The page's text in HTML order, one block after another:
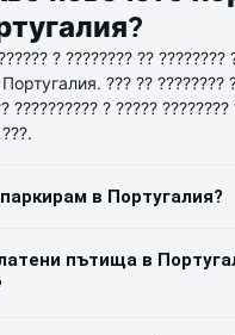
? ???????? ?? ????????
??? ?? ????????
?????????? ? ?????
в Португалия?
пътища в